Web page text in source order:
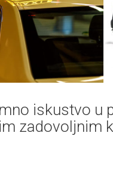
iskustvo u
zadovoljnim